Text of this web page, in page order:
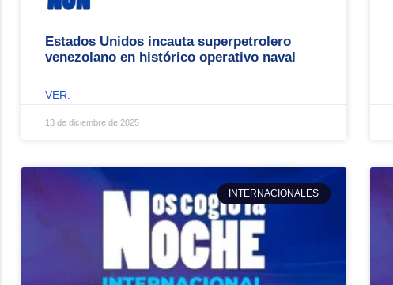
Estados Unidos incauta superpetrolero
venezolano en histórico operativo naval
VER.
13 de diciembre de 2025
INTERNACIONALES